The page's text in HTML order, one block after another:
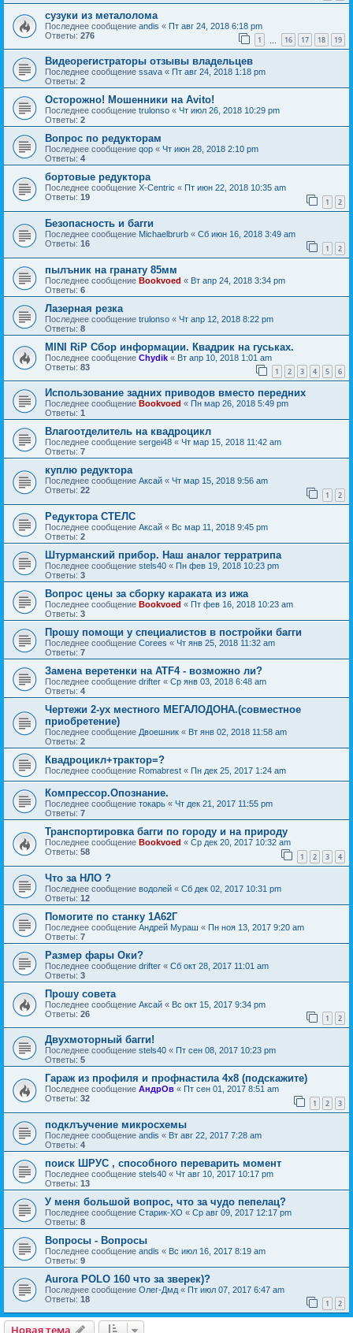
сузуки из металолома
Последнее сообщение andis « Пт авг 24, 2018 6:18 pm
Ответы: 276 1 16 17 18 19
Видеорегистраторы отзывы владельцев
Последнее сообщение ssava « Пт авг 24, 2018 1:18 pm
Ответы: 2
Осторожно! Мошенники на Avito!
Последнее сообщение trulonso « Чт июл 26, 2018 10:29 pm
Ответы: 2
Вопрос по редукторам
Последнее сообщение qop « Чт июн 28, 2018 2:10 pm
Ответы: 4
бортовые редуктора
Последнее сообщение X-Centric « Пт июн 22, 2018 10:35 am
Ответы: 19 1 2
Безопасность и багги
Последнее сообщение Michaelbrurb « Сб июн 16, 2018 3:49 am
Ответы: 16 1 2
пылъник на гранату 85мм
Последнее сообщение Bookvoed « Вт апр 24, 2018 3:34 pm
Ответы: 6
Лазерная резка
Последнее сообщение trulonso « Чт апр 12, 2018 8:22 pm
Ответы: 8
MINI RiP Сбор информации. Квадрик на гуськах.
Последнее сообщение Chydik « Вт апр 10, 2018 1:01 am
Ответы: 83 1 2 3 4 5 6
Использование задних приводов вместо передних
Последнее сообщение Bookvoed « Пн мар 26, 2018 5:49 pm
Ответы: 1
Влагоотделитель на квадроцикл
Последнее сообщение sergei48 « Чт мар 15, 2018 11:42 am
Ответы: 7
куплю редуктора
Последнее сообщение Аксай « Чт мар 15, 2018 9:56 am
Ответы: 22 1 2
Редуктора СТЕЛС
Последнее сообщение Аксай « Вс мар 11, 2018 9:45 pm
Ответы: 2
Штурманский прибор. Наш аналог терратрипа
Последнее сообщение stels40 « Пн фев 19, 2018 10:23 pm
Ответы: 3
Вопрос цены за сборку караката из ижа
Последнее сообщение Bookvoed « Пт фев 16, 2018 10:23 am
Ответы: 3
Прошу помощи у специалистов в постройки багги
Последнее сообщение Corees « Чт янв 25, 2018 11:32 am
Ответы: 7
Замена веретенки на ATF4 - возможно ли?
Последнее сообщение drifter « Ср янв 03, 2018 6:48 am
Ответы: 4
Чертежи 2-ух местного МЕГАЛОДОНА.(совместное
приобретение)
Последнее сообщение Двоешник « Вт янв 02, 2018 11:58 am
Ответы: 2
Квадроцикл+трактор=?
Последнее сообщение Romabrest « Пн дек 25, 2017 1:24 am
Компрессор.Опознание.
Последнее сообщение токарь « Чт дек 21, 2017 11:55 pm
Ответы: 7
Транспортировка багги по городу и на природу
Последнее сообщение Bookvoed « Ср дек 20, 2017 10:32 am
Ответы: 58 1 2 3 4
Что за НЛО ?
Последнее сообщение водолей « Сб дек 02, 2017 10:31 pm
Ответы: 12
Помогите по станку 1А62Г
Последнее сообщение Андрей Мураш « Пн ноя 13, 2017 9:20 am
Ответы: 7
Размер фары Оки?
Последнее сообщение drifter « Сб окт 28, 2017 11:01 am
Ответы: 3
Прошу совета
Последнее сообщение Аксай « Вс окт 15, 2017 9:34 pm
Ответы: 26 1 2
Двухмоторный багги!
Последнее сообщение stels40 « Пт сен 08, 2017 10:23 pm
Ответы: 5
Гараж из профиля и профнастила 4х8 (подскажите)
Последнее сообщение АндрОв « Пт сен 01, 2017 8:51 am
Ответы: 32 1 2 3
подклъучение микросхемы
Последнее сообщение andis « Вт авг 22, 2017 7:28 am
Ответы: 4
поиск ШРУС , способного переварить момент
Последнее сообщение stels40 « Чт авг 10, 2017 10:17 pm
Ответы: 13
У меня большой вопрос, что за чудо пепелац?
Последнее сообщение Старик-ХО « Ср авг 09, 2017 12:17 pm
Ответы: 8
Вопросы - Вопросы
Последнее сообщение andis « Вс июл 16, 2017 8:19 am
Ответы: 9
Aurora POLO 160 что за зверек)?
Последнее сообщение Олег-Дмд « Пт июл 07, 2017 6:47 am
Ответы: 18 1 2